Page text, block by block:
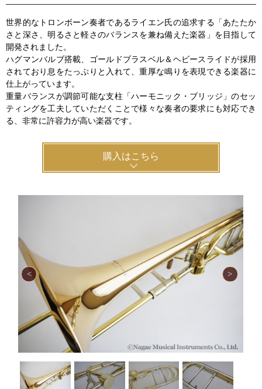
世界的なトロンボーン奏者であるライエン氏の追求する「あたたか
さと深さ、明るさと軽さのバランスを兼ね備えた楽器」を目指して
開発されました。
ハグマンバルブ搭載、ゴールドブラスベル＆ヘビースライドが採用
されており息をたっぷりと入れて、重厚な鳴りを表現できる楽器に
仕上がっています。
重量バランスが調節可能な支柱「ハーモニック・ブリッジ」のセッ
ティングを工夫していただくことで様々な奏者の要求にも対応でき
る、非常に許容力が高い楽器です。
購入はこちら